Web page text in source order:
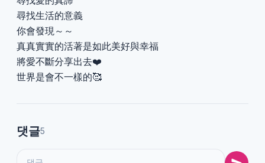
尋找生活的意義
你會發現～～
真真實實的活著是如此美好與幸福
將愛不斷分享出去❤️
世界是會不一樣的🥰
댓글5